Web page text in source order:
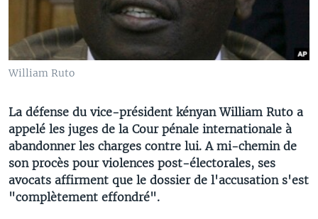
William Ruto
La défense du vice-président kényan William Ruto a
appelé les juges de la Cour pénale internationale à
abandonner les charges contre lui. A mi-chemin de
son procès pour violences post-électorales, ses
avocats affirment que le dossier de l'accusation s'est
"complètement effondré".